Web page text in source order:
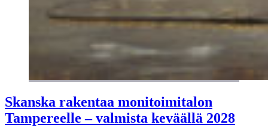
Skanska rakentaa monitoimitalon
Tampereelle – valmista keväällä 2028